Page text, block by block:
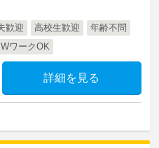
歓迎 高校生歓迎
年齢不問
WワークOK
詳細を見る